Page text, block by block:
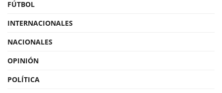
FÚTBOL
INTERNACIONALES
NACIONALES
OPINIÓN
POLÍTICA